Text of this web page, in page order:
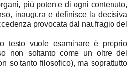
più potente di ogni contenuto,
inaugura e definisce la decisiva
provocata dal naufragio del
testo vuole esaminare è proprio
non soltanto come un oltre del
soltanto filosofico), ma soprattutto